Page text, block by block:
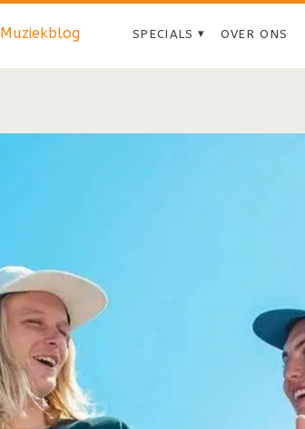
Muziekblog SPECIALS OVER ONS